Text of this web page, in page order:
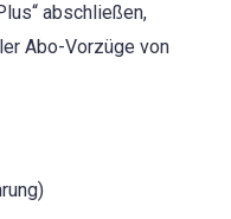
abschließen,
Abo-Vorzüge von